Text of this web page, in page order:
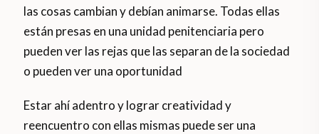
las cosas cambian y debían animarse. Todas ellas
están presas en una unidad penitenciaria pero
pueden ver las rejas que las separan de la sociedad
o pueden ver una oportunidad
Estar ahí adentro y lograr creatividad y
reencuentro con ellas mismas puede ser una